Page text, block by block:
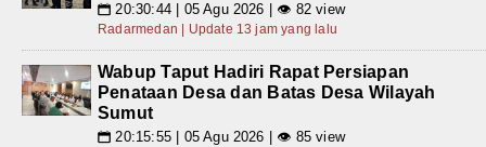
📅 20:30:44 | 05 Agu 2026 | 👁 82 view
Radarmedan | Update 13 jam yang lalu
Wabup Taput Hadiri Rapat Persiapan
Penataan Desa dan Batas Desa Wilayah
Sumut
📅 20:15:55 | 05 Agu 2026 | 👁 85 view